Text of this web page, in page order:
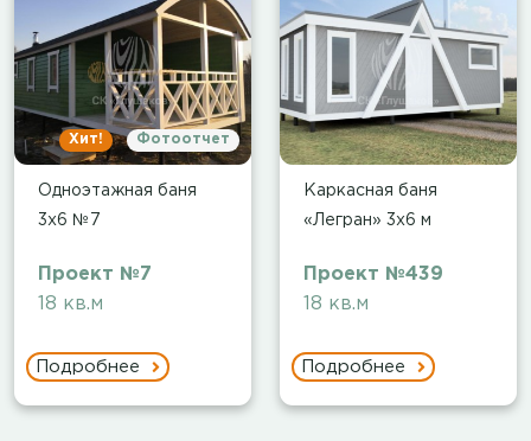
Хит! Фотоотчет
Одноэтажная баня
3х6 №7
Проект №7
18 кв.м
Подробнее
Каркасная баня
«Легран» 3х6 м
Проект №439
18 кв.м
Подробнее